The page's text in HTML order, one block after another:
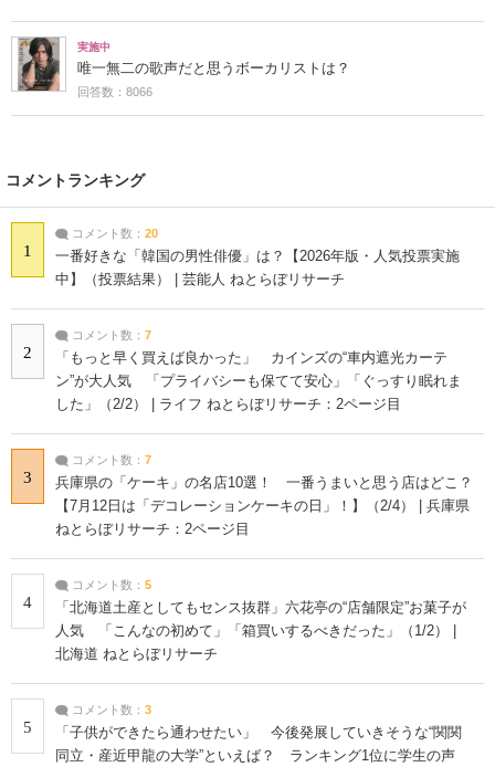
実施中
唯一無二の歌声だと思うボーカリストは？
回答数：8066
コメントランキング
1
コメント数： 20
一番好きな「韓国の男性俳優」は？【2026年版・人気投票実施
中】（投票結果） | 芸能人 ねとらぼリサーチ
2
コメント数： 7
「もっと早く買えば良かった」 カインズの“車内遮光カーテ
ン”が大人気 「プライバシーも保てて安心」「ぐっすり眠れま
した」（2/2） | ライフ ねとらぼリサーチ：2ページ目
3
コメント数： 7
兵庫県の「ケーキ」の名店10選！ 一番うまいと思う店はどこ？
【7月12日は「デコレーションケーキの日」！】（2/4） | 兵庫県
ねとらぼリサーチ：2ページ目
4
コメント数： 5
「北海道土産としてもセンス抜群」六花亭の“店舗限定”お菓子が
人気 「こんなの初めて」「箱買いするべきだった」（1/2） |
北海道 ねとらぼリサーチ
5
コメント数： 3
「子供ができたら通わせたい」 今後発展していきそうな“関関
同立・産近甲龍の大学”といえば？ ランキング1位に学生の声